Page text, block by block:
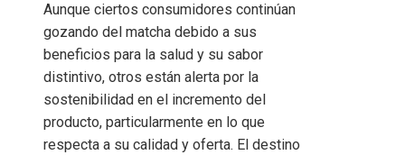
Aunque ciertos consumidores continúan
gozando del matcha debido a sus
beneficios para la salud y su sabor
distintivo, otros están alerta por la
sostenibilidad en el incremento del
producto, particularmente en lo que
respecta a su calidad y oferta. El destino